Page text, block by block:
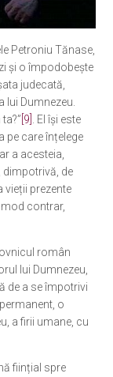
Petroniu Tănase,
și o împodobește
judecată,
Dumnezeu.
[9]
. El își este
pe care înțelege
a acesteia,
dimpotrivă, de
vieții prezente
contrar,
român
lui Dumnezeu,
de a se împotrivi
o
a firii umane, cu
ființial spre